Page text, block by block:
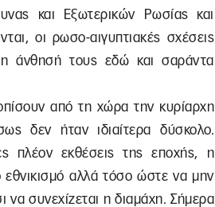
και Εξωτερικών Ρωσίας και
οι ρωσο-αιγυπτιακές σχέσεις
άνθησή τους εδώ και σαράντα
από τη χώρα την κυρίαρχη
δεν ήταν ιδιαίτερα δύσκολο.
πλέον εκθέσεις της εποχής, η
εθνικισμό αλλά τόσο ώστε να μην
να συνεχίζεται η διαμάχη. Σήμερα